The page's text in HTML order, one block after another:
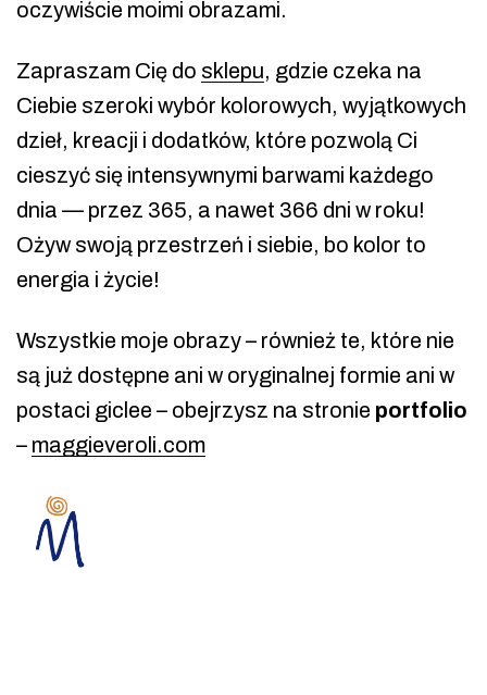
oczywiście moimi obrazami.
Zapraszam Cię do sklepu, gdzie czeka na
Ciebie szeroki wybór kolorowych, wyjątkowych
dzieł, kreacji i dodatków, które pozwolą Ci
cieszyć się intensywnymi barwami każdego
dnia — przez 365, a nawet 366 dni w roku!
Ożyw swoją przestrzeń i siebie, bo kolor to
energia i życie!
Wszystkie moje obrazy – również te, które nie
są już dostępne ani w oryginalnej formie ani w
postaci giclee – obejrzysz na stronie portfolio
– maggieveroli.com